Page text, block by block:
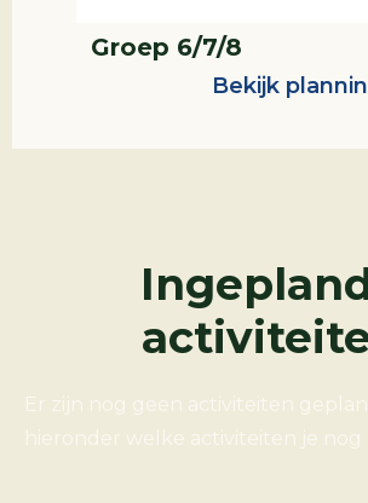
Groep 6/7/8
Bekijk
Er zijn nog geen activiteiten
hieronder welke activiteiten je